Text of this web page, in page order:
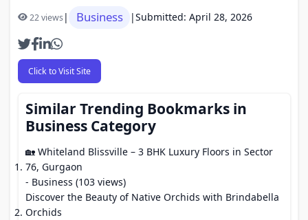
22 views| Business |Submitted: April 28, 2026
Click to Visit Site
Similar Trending Bookmarks in
Business Category
🏡 Whiteland Blissville – 3 BHK Luxury Floors in Sector
76, Gurgaon
- Business (103 views)
Discover the Beauty of Native Orchids with Brindabella
Orchids